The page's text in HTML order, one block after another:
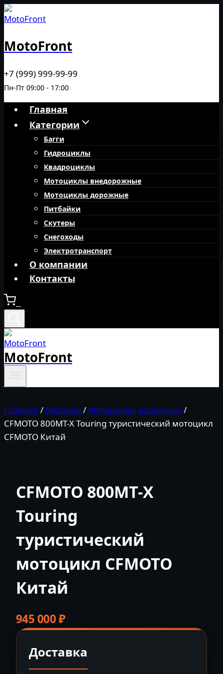
Перейти
к
MotoFront
+7 (999) 999-99-99
Пн-Пт 09:00 - 17:00
Главная
Категории
Багги
Гидроциклы
Квадроциклы
Мотоциклы внедорожные
Мотоциклы дорожные
Питбайки
Скутеры
Снегоходы
Электротранспорт
О компании
Контакты
MotoFront
Главная / Магазин / Мотоциклы дорожные /
CFMOTO 800MT-X Touring туристический мотоцикл
CFMOTO Китай
CFMOTO 800MT-X
Touring
туристический
мотоцикл CFMOTO
Китай
945 000₽
Доставка